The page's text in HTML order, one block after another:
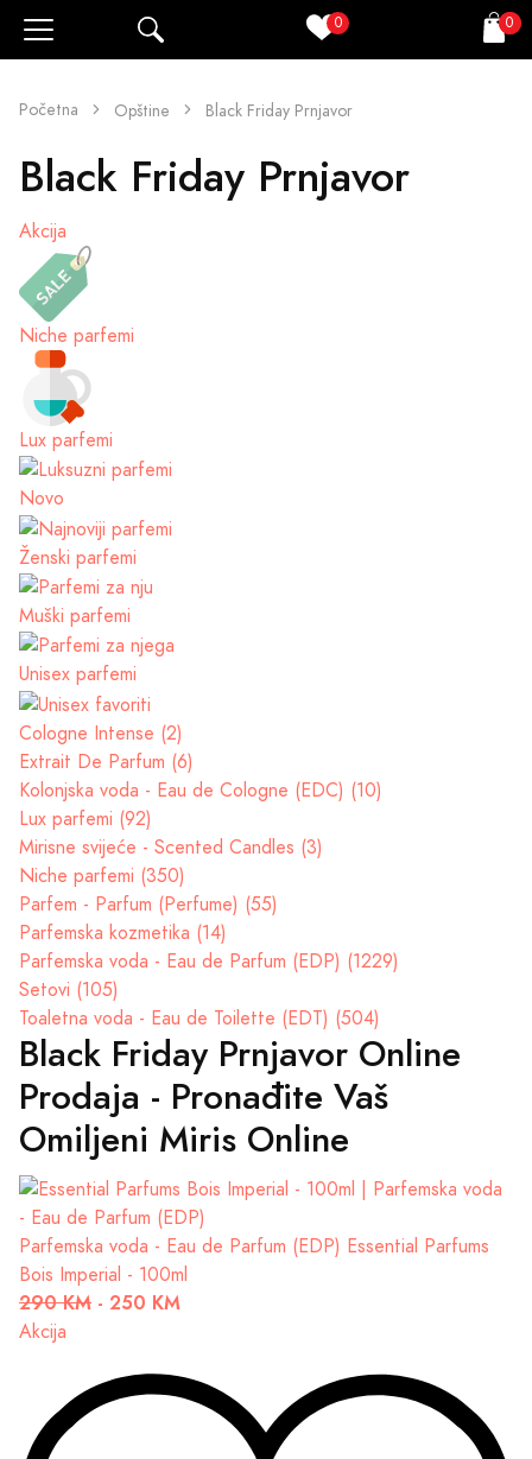
0 Korpa
0
Početna Opštine Black Friday Prnjavor
Black Friday Prnjavor
Akcija
Niche parfemi
Lux parfemi
Novo
Ženski parfemi
Muški parfemi
Unisex parfemi
Cologne Intense (2)
Extrait De Parfum (6)
Kolonjska voda - Eau de Cologne (EDC) (10)
Lux parfemi (92)
Mirisne svijeće - Scented Candles (3)
Niche parfemi (350)
Parfem - Parfum (Perfume) (55)
Parfemska kozmetika (14)
Parfemska voda - Eau de Parfum (EDP) (1229)
Setovi (105)
Toaletna voda - Eau de Toilette (EDT) (504)
Black Friday Prnjavor Online
Prodaja - Pronađite Vaš
Omiljeni Miris Online
Parfemska voda - Eau de Parfum (EDP) Essential Parfums
Bois Imperial - 100ml
290 KM - 250 KM
Akcija